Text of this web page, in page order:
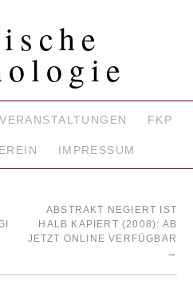
VERANSTALTUNGEN FKP
IMPRESSUM
ABSTRAKT NEGIERT IST
HALB KAPIERT (2008): AB
JETZT ONLINE VERFÜGBAR
→